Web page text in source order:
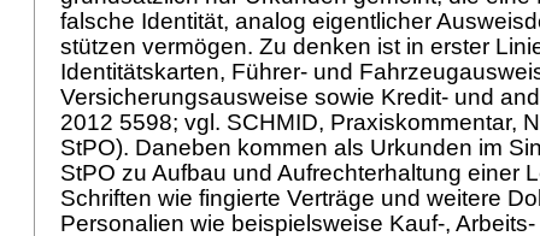
falsche Identität, analog eigentlicher
stützen vermögen. Zu denken ist in erster
Identitätskarten, Führer- und
Versicherungsausweise sowie Kredit- und
2012 5598; vgl. SCHMID, Praxiskommentar,
StPO). Daneben kommen als Urkunden im
StPO zu Aufbau und Aufrechterhaltung einer
Schriften wie fingierte Verträge und weitere
Personalien wie beispielsweise Kauf-,